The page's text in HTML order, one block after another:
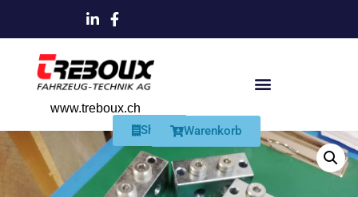
www.treboux.ch
Shop Warenkorb